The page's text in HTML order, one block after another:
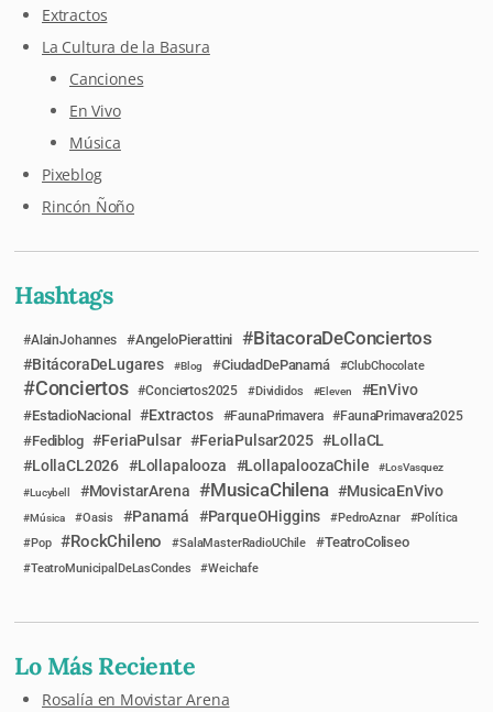
Extractos
La Cultura de la Basura
Canciones
En Vivo
Música
Pixeblog
Rincón Ñoño
Hashtags
AlainJohannes AngeloPierattini BitacoraDeConciertos
BitácoraDeLugares Blog CiudadDePanamá ClubChocolate
Conciertos Conciertos2025 Divididos Eleven EnVivo
EstadioNacional Extractos FaunaPrimavera FaunaPrimavera2025
Fediblog FeriaPulsar FeriaPulsar2025
LollaCL
LollaCL2026
Lollapalooza LollapaloozaChile
LosVasquez
Lucybell
MovistarArena MusicaChilena MusicaEnVivo
Música Oasis Panamá ParqueOHiggins PedroAznar
Política
Pop
RockChileno SalaMasterRadioUChile TeatroColiseo
TeatroMunicipalDeLasCondes Weichafe
Lo Más Reciente
Rosalía en Movistar Arena